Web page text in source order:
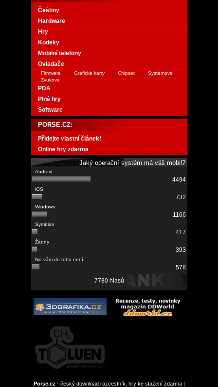
Češtiny
Hardware
Hry
Kodeky
Mobilní telefony
Ovladače
Firmware Grafické karty Chipset
Systémové
Zvukové
PDA
Plné hry
Software
PORSE.CZ:
Přidejte vlastní článek!
Online hry zdarma
Jaký operační systém má váš mobil?
4494
732
1166
417
393
578
7780 hlasů
Porse.cz - český download rozcestník, hry ke stažení zdarma |